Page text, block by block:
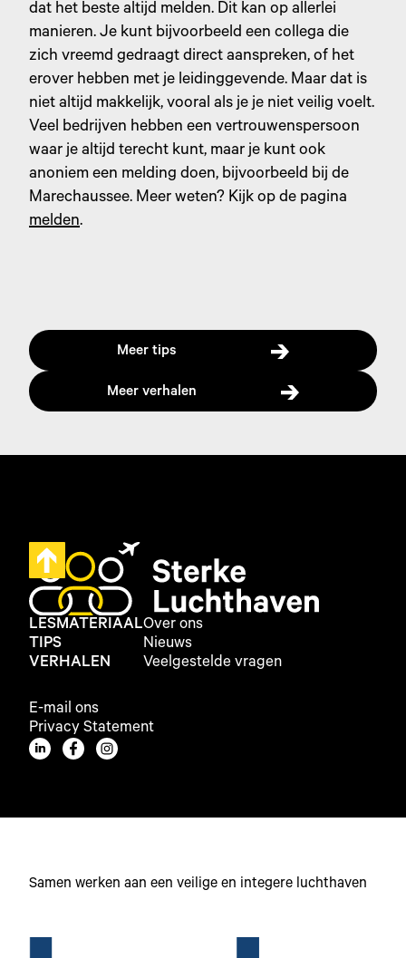
dat het beste altijd melden. Dit kan op allerlei
manieren. Je kunt bijvoorbeeld een collega die
zich vreemd gedraagt direct aanspreken, of het
erover hebben met je leidinggevende. Maar dat is
niet altijd makkelijk, vooral als je je niet veilig voelt.
Veel bedrijven hebben een vertrouwenspersoon
waar je altijd terecht kunt, maar je kunt ook
anoniem een melding doen, bijvoorbeeld bij de
Marechaussee. Meer weten? Kijk op de pagina
melden.
Meer tips
Meer verhalen
LESMATERIAAL
TIPS
VERHALEN
Over ons
Nieuws
Veelgestelde vragen
E-mail ons
Privacy Statement
Samen werken aan een veilige en integere luchthaven